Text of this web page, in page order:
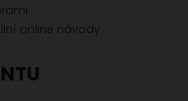
online návody